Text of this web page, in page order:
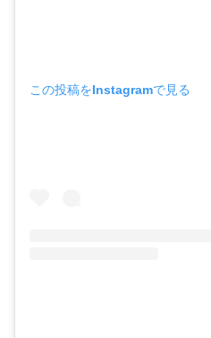
この投稿をInstagramで見る